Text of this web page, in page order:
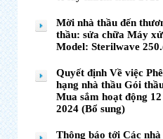
Mời nhà thầu đến
thầu: sửa chữa Máy
Model: Sterilwave
Quyết định Về việc
hạng nhà thầu Gói
Mua sắm hoạt động
2024 (Bổ sung)
Thông báo tới Các